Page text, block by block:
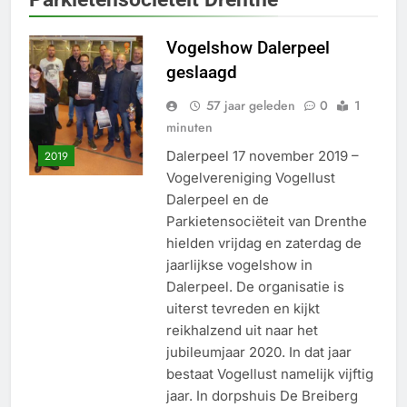
2019
Vogelshow Dalerpeel
geslaagd
57 jaar geleden 0
1
minuten
Dalerpeel 17 november 2019 –
Vogelvereniging Vogellust
Dalerpeel en de
Parkietensociëteit van Drenthe
hielden vrijdag en zaterdag de
jaarlijkse vogelshow in
Dalerpeel. De organisatie is
uiterst tevreden en kijkt
reikhalzend uit naar het
jubileumjaar 2020. In dat jaar
bestaat Vogellust namelijk vijftig
jaar. In dorpshuis De Breiberg